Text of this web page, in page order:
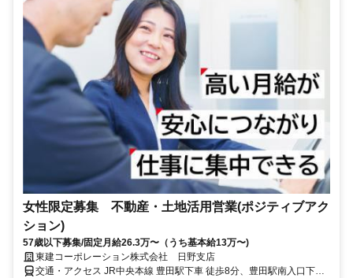
女性限定募集 不動産・土地活用営業(ポジティブアク
ション)
57歳以下募集/固定月給26.3万〜（うち基本給13万〜)
東建コーポレーション株式会社 日野支店
交通・アクセス JR中央本線 豊田駅下車 徒歩8分、豊田駅南入口下車